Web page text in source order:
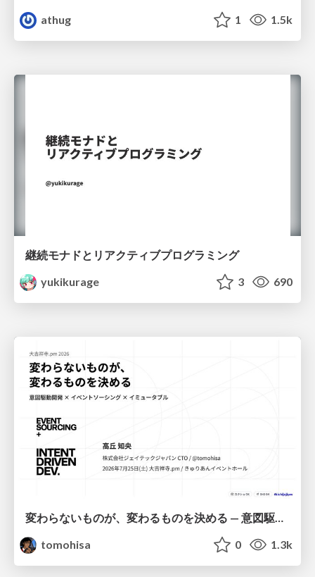
athug
1 1.5k
継続モナドとリアクティブプログラミング
yukikurage
3 690
tomohisa
0 1.3k